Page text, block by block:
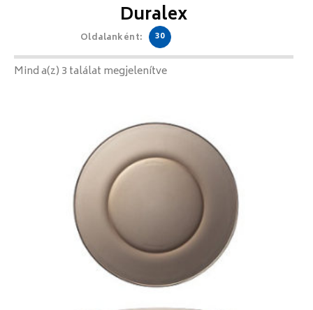
Duralex
Oldalanként: 30
Mind a(z) 3 találat megjelenítve